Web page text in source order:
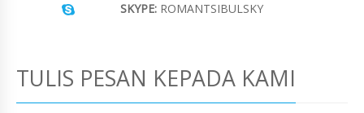
SKYPE: ROMANTSIBULSKY
TULIS PESAN KEPADA KAMI